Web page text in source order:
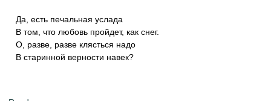
Да, есть печальная услада
В том, что любовь пройдет, как снег.
О, разве, разве клясться надо
В старинной верности навек?